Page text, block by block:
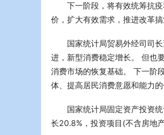
下一阶段，将有效统筹抗
价，扩大有效需求，推进改革
国家统计局贸易外经司司
进，新型消费稳定增长。 但也
消费市场的恢复基础。 下一阶
体、提高居民消费意愿和能力
国家统计局固定资产投资
长20.8%，投资项目(不含房地